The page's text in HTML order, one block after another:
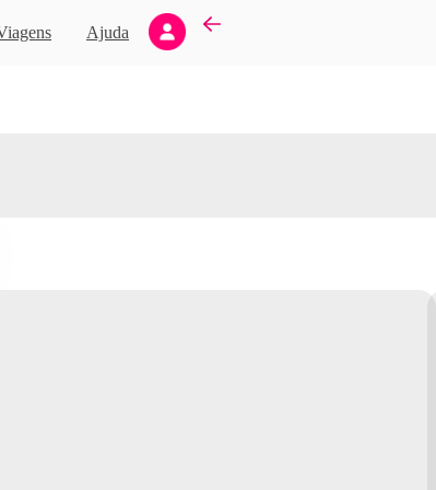
Ajuda